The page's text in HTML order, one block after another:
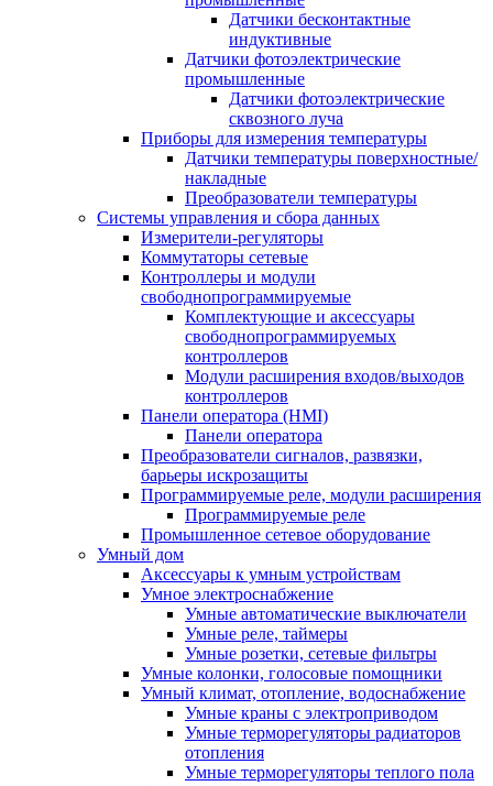
Датчики бесконтактные
индуктивные
Датчики фотоэлектрические
промышленные
Датчики фотоэлектрические
сквозного луча
Приборы для измерения температуры
Датчики температуры поверхностные/
накладные
Преобразователи температуры
Системы управления и сбора данных
Измерители-регуляторы
Коммутаторы сетевые
Контроллеры и модули
свободнопрограммируемые
Комплектующие и аксессуары
свободнопрограммируемых
контроллеров
Модули расширения входов/выходов
контроллеров
Панели оператора (HMI)
Панели оператора
Преобразователи сигналов, развязки,
барьеры искрозащиты
Программируемые реле, модули расширения
Программируемые реле
Промышленное сетевое оборудование
Умный дом
Аксессуары к умным устройствам
Умное электроснабжение
Умные автоматические выключатели
Умные реле, таймеры
Умные розетки, сетевые фильтры
Умные колонки, голосовые помощники
Умный климат, отопление, водоснабжение
Умные краны с электроприводом
Умные терморегуляторы радиаторов
отопления
Умные терморегуляторы теплого пола